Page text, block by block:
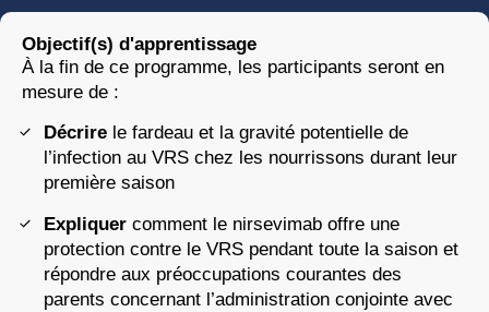
Objectif(s) d'apprentissage
À la fin de ce programme, les participants seront en
mesure de :
Décrire le fardeau et la gravité potentielle de
l’infection au VRS chez les nourrissons durant leur
première saison
Expliquer comment le nirsevimab offre une
protection contre le VRS pendant toute la saison et
répondre aux préoccupations courantes des
parents concernant l’administration conjointe avec